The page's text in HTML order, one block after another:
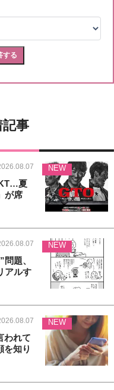
事
夏
が席
NEW
題、
アルす
NEW
われて
知り
NEW